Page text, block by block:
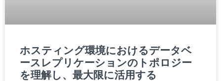
ホスティング環境におけるデータベ
ースレプリケーションのトポロジー
を理解し、最大限に活用する